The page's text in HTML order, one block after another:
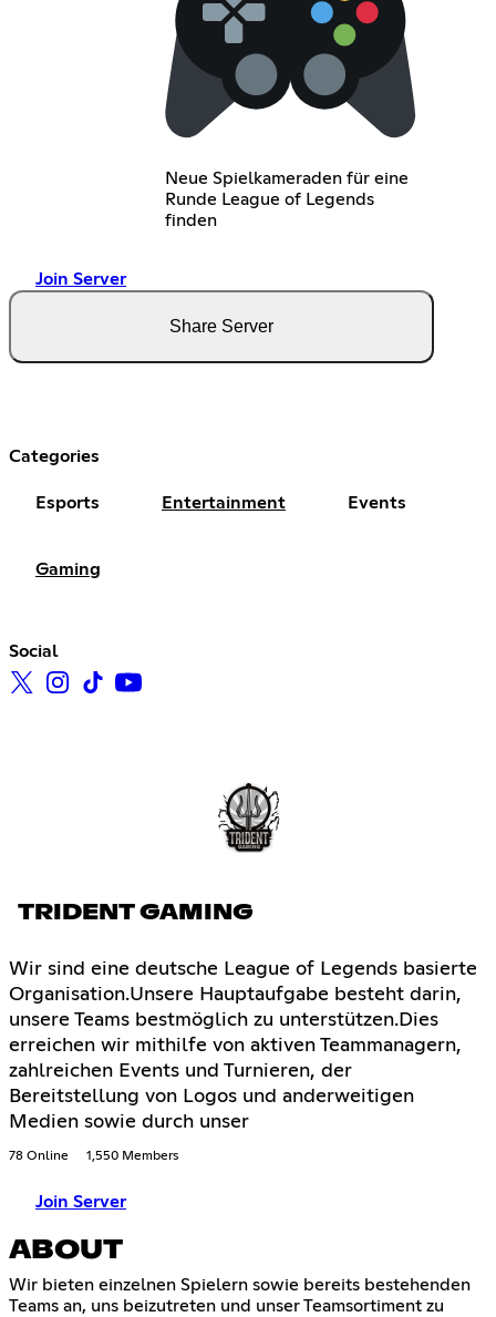
Neue Spielkameraden für eine
Runde League of Legends
finden
Join Server
Share Server
Categories
Esports Entertainment Events
Gaming
Social
TRIDENT GAMING
Wir sind eine deutsche League of Legends basierte
Organisation.Unsere Hauptaufgabe besteht darin,
unsere Teams bestmöglich zu unterstützen.Dies
erreichen wir mithilfe von aktiven Teammanagern,
zahlreichen Events und Turnieren, der
Bereitstellung von Logos und anderweitigen
Medien sowie durch unser
78 Online 1,550 Members
Join Server
ABOUT
Wir bieten einzelnen Spielern sowie bereits bestehenden
Teams an, uns beizutreten und unser Teamsortiment zu